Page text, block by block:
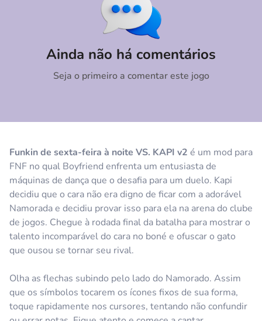
Funkin de sexta-feira à noite VS. KAPI v2 é um mod para
FNF no qual Boyfriend enfrenta um entusiasta de
máquinas de dança que o desafia para um duelo. Kapi
decidiu que o cara não era digno de ficar com a adorável
Namorada e decidiu provar isso para ela na arena do clube
de jogos. Chegue à rodada final da batalha para mostrar o
talento incomparável do cara no boné e ofuscar o gato
que ousou se tornar seu rival.
Olha as flechas subindo pelo lado do Namorado. Assim
que os símbolos tocarem os ícones fixos de sua forma,
toque rapidamente nos cursores, tentando não confundir
Ainda não há comentários
Seja o primeiro a comentar este jogo